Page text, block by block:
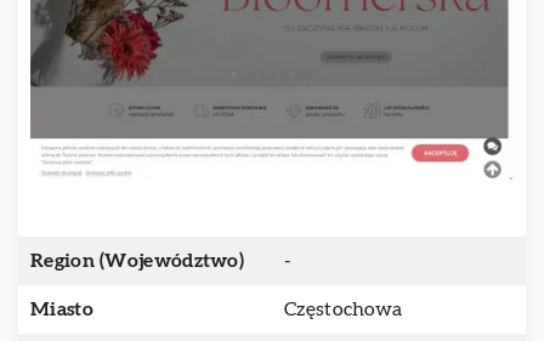
Region (Województwo) -
Miasto Częstochowa